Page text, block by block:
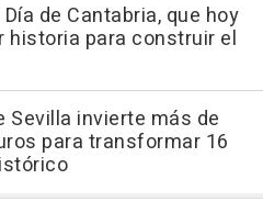
de Cantabria, que hoy
historia para construir el
Sevilla invierte más de
para transformar 16